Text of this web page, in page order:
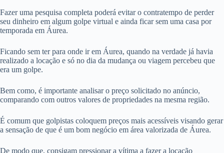
Fazer uma pesquisa completa poderá evitar o contratempo de perder
seu dinheiro em algum golpe virtual e ainda ficar sem uma casa por
temporada em Áurea.
Ficando sem ter para onde ir em Áurea, quando na verdade já havia
realizado a locação e só no dia da mudança ou viagem percebeu que
era um golpe.
Bem como, é importante analisar o preço solicitado no anúncio,
comparando com outros valores de propriedades na mesma região.
É comum que golpistas coloquem preços mais acessíveis visando gerar
a sensação de que é um bom negócio em área valorizada de Áurea.
De modo que, consigam pressionar a vítima a fazer a locação